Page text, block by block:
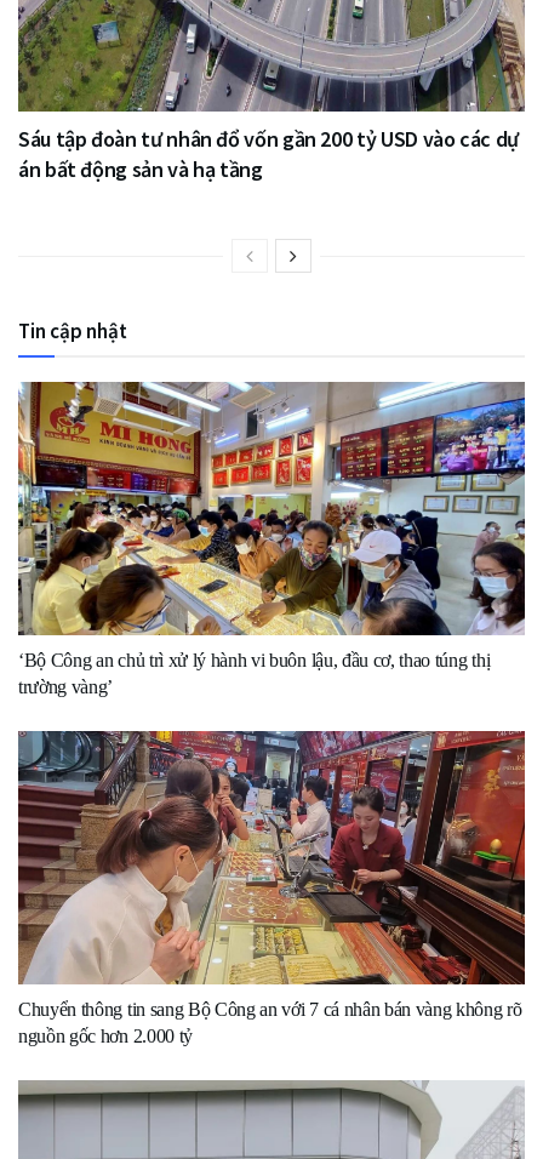
Sáu tập đoàn tư nhân đổ vốn gần 200 tỷ USD vào các dự
án bất động sản và hạ tầng
Tin cập nhật
‘Bộ Công an chủ trì xử lý hành vi buôn lậu, đầu cơ, thao túng thị
trường vàng’
Chuyển thông tin sang Bộ Công an với 7 cá nhân bán vàng không rõ
nguồn gốc hơn 2.000 tỷ